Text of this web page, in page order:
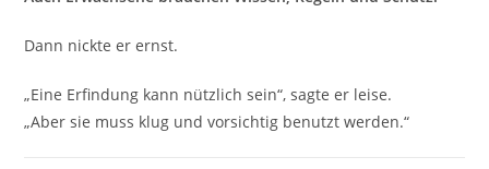
Dann nickte er ernst.
„Eine Erfindung kann nützlich sein“, sagte er leise.
„Aber sie muss klug und vorsichtig benutzt werden.“